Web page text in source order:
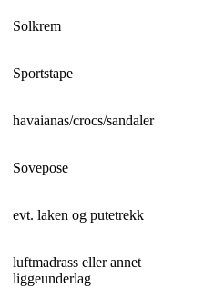
Solkrem
Sportstape
havaianas/crocs/sandaler
Sovepose
evt. laken og putetrekk
luftmadrass eller annet
liggeunderlag